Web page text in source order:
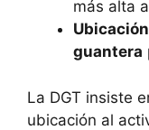
más alta
Ubicación
guantera
La DGT insiste
ubicación al